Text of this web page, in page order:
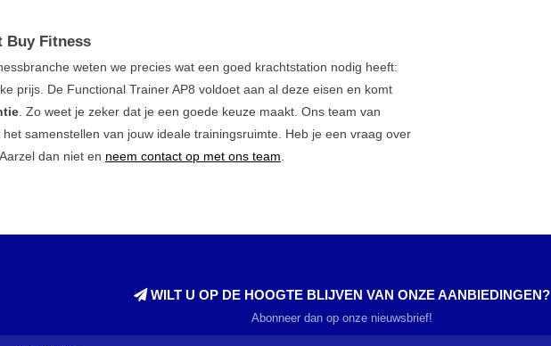
Buy Fitness
weten we precies wat een goed krachtstation nodig heeft:
prijs. De Functional Trainer AP8 voldoet aan al deze eisen en komt
. Zo weet je zeker dat je een goede keuze maakt. Ons team van
samenstellen van jouw ideale trainingsruimte. Heb je een vraag over
dan niet en neem contact op met ons team
WILT U OP DE HOOGTE BLIJVEN VAN ONZE AANBIEDINGEN?
Abonneer dan op onze nieuwsbrief!